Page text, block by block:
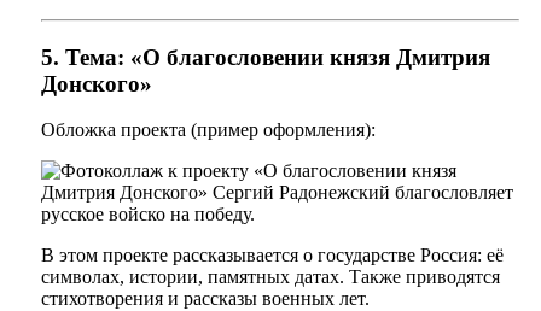
5. Тема: «О благословении князя Дмитрия
Донского»
Обложка проекта (пример оформления):
В этом проекте рассказывается о государстве Россия: её
символах, истории, памятных датах. Также приводятся
стихотворения и рассказы военных лет.